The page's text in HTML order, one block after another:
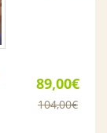
89,00€
104,00€